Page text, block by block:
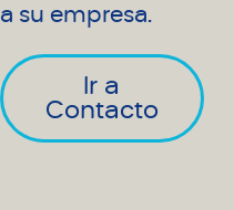
a su empresa.
Ir a
Contacto